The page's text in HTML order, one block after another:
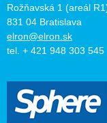
Rožňavská 1 (areál
831 04 Bratislava
elron@elron.sk
tel. + 421 948 303